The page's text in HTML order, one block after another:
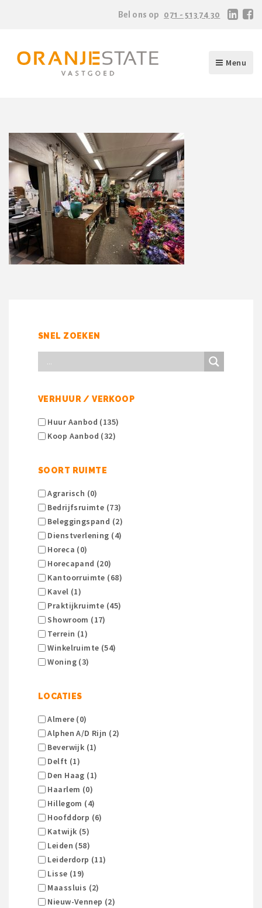
Bel ons op 071 - 513 74 30
Menu
SNEL ZOEKEN
VERHUUR / VERKOOP
Huur Aanbod (135)
Koop Aanbod (32)
SOORT RUIMTE
Agrarisch (0)
Bedrijfsruimte (73)
Beleggingspand (2)
Dienstverlening (4)
Horeca (0)
Horecapand (20)
Kantoorruimte (68)
Kavel (1)
Praktijkruimte (45)
Showroom (17)
Terrein (1)
Winkelruimte (54)
Woning (3)
LOCATIES
Almere (0)
Alphen A/d Rijn (2)
Beverwijk (1)
Delft (1)
Den Haag (1)
Haarlem (0)
Hillegom (4)
Hoofddorp (6)
Katwijk (5)
Leiden (58)
Leiderdorp (11)
Lisse (19)
Maassluis (2)
Nieuw-Vennep (2)